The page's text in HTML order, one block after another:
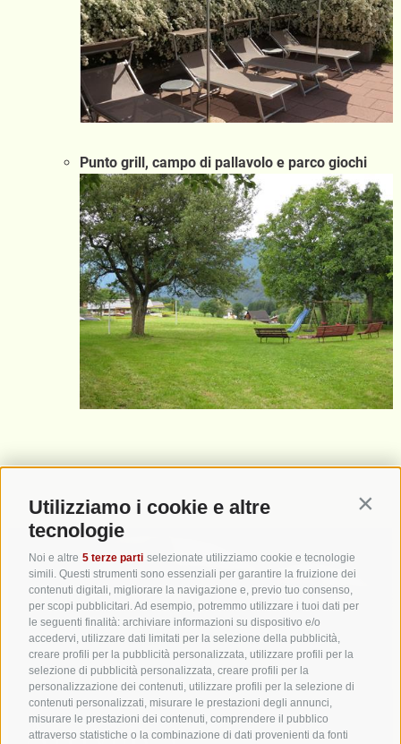
Utilizziamo i cookie e altre
tecnologie
Noi e altre 5 terze parti selezionate utilizziamo cookie e tecnologie
simili. Questi strumenti sono essenziali per garantire la fruizione dei
contenuti digitali, migliorare la navigazione e, previo tuo consenso,
per scopi pubblicitari. Ad esempio, potremmo utilizzare i tuoi dati per
le seguenti finalità: archiviare informazioni su dispositivo e/o
accedervi, utilizzare dati limitati per la selezione della pubblicità,
creare profili per la pubblicità personalizzata, utilizzare profili per la
selezione di pubblicità personalizzata, creare profili per la
personalizzazione dei contenuti, utilizzare profili per la selezione di
contenuti personalizzati, misurare le prestazioni degli annunci,
misurare le prestazioni dei contenuti, comprendere il pubblico
attraverso statistiche o la combinazione di dati provenienti da fonti
Punto grill, campo di pallavolo e parco giochi